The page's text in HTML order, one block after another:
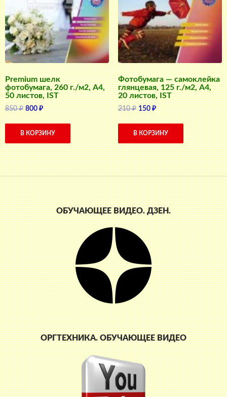
Premium шелк
фотобумага, 260 г./м2, A4,
50 листов, IST
850₽ Первоначальная
цена
составляла
800₽Текущая
цена:
800 ₽.
В КОРЗИНУ
Фотобумага — самоклейка
глянцевая, 125 г./м2, A4,
20 листов, IST
210₽ Первоначальная
цена
составляла
150₽Текущая
цена:
150 ₽.
В КОРЗИНУ
ОБУЧАЮЩЕЕ ВИДЕО. ДЗЕН.
ОРГТЕХНИКА. ОБУЧАЮЩЕЕ ВИДЕО